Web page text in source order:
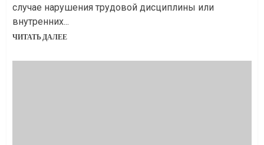
случае нарушения трудовой дисциплины или
внутренних...
ЧИТАТЬ ДАЛЕЕ